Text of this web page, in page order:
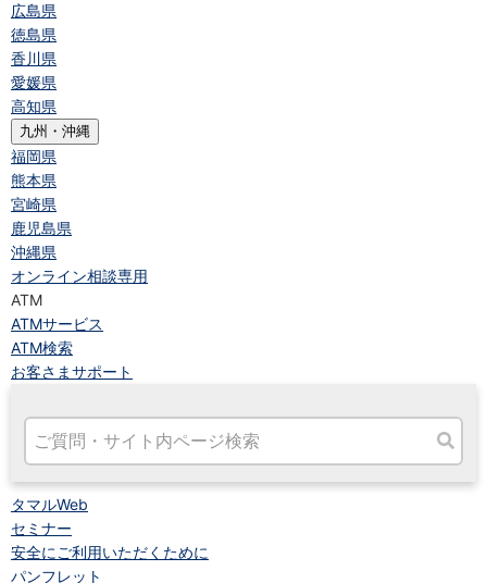
広島県
徳島県
香川県
愛媛県
高知県
九州・沖縄
福岡県
熊本県
宮崎県
鹿児島県
沖縄県
オンライン相談専用
ATM
ATMサービス
ATM検索
お客さまサポート
タマルWeb
セミナー
安全にご利用いただくために
パンフレット